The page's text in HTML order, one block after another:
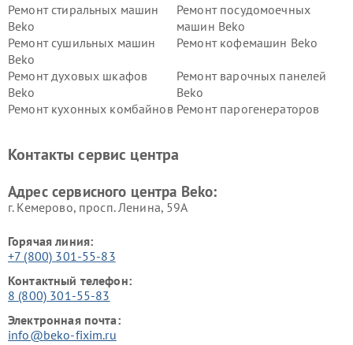
Ремонт стиральных машин
Beko
Ремонт посудомоечных
машин Beko
Ремонт сушильных машин
Beko
Ремонт кофемашин Beko
Ремонт духовых шкафов
Beko
Ремонт варочных панелей
Beko
Ремонт кухонных комбайнов Ремонт парогенераторов
Ремонт холодильников Beko Ремонт морозильных камер
Контакты сервис центра
Адрес сервисного центра Beko:
г. Кемерово, просп. Ленина, 59А
Горячая линия:
+7 (800) 301-55-83
Контактный телефон:
8 (800) 301-55-83
Электронная почта:
info@beko-fixim.ru